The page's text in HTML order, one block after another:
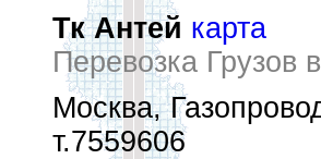
Тк Антей карта
Перевозка Грузов
Москва,
т.7559606